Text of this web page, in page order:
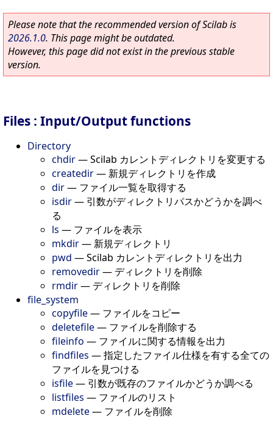
Please note that the recommended version of Scilab is
2026.1.0. This page might be outdated.
However, this page did not exist in the previous stable
version.
Files : Input/Output functions
Directory
chdir—Scilab カレントディレクトリを変更する
createdir— 新規ディレクトリを作成
dir— ファイル一覧を取得する
isdir— 引数がディレクトリパスかどうかを調べ
る
ls — ファイルを表示
mkdir— 新規ディレクトリ
pwd —Scilab カレントディレクトリを出力
removedir— ディレクトリを削除
rmdir— ディレクトリを削除
file_system
copyfile— ファイルをコピー
deletefile— ファイルを削除する
fileinfo — ファイルに関する情報を出力
findfiles —指定したファイル仕様を有する全ての
ファイルを見つける
isfile— 引数が既存のファイルかどうか調べる
listfiles — ファイルのリスト
mdelete— ファイルを削除